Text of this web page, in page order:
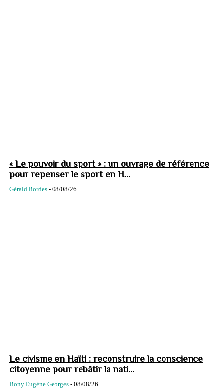
« Le pouvoir du sport » : un ouvrage de référence
pour repenser le sport en H...
Gérald Bordes - 08/08/26
Le civisme en Haïti : reconstruire la conscience
citoyenne pour rebâtir la nati...
Bony Eugène Georges - 08/08/26